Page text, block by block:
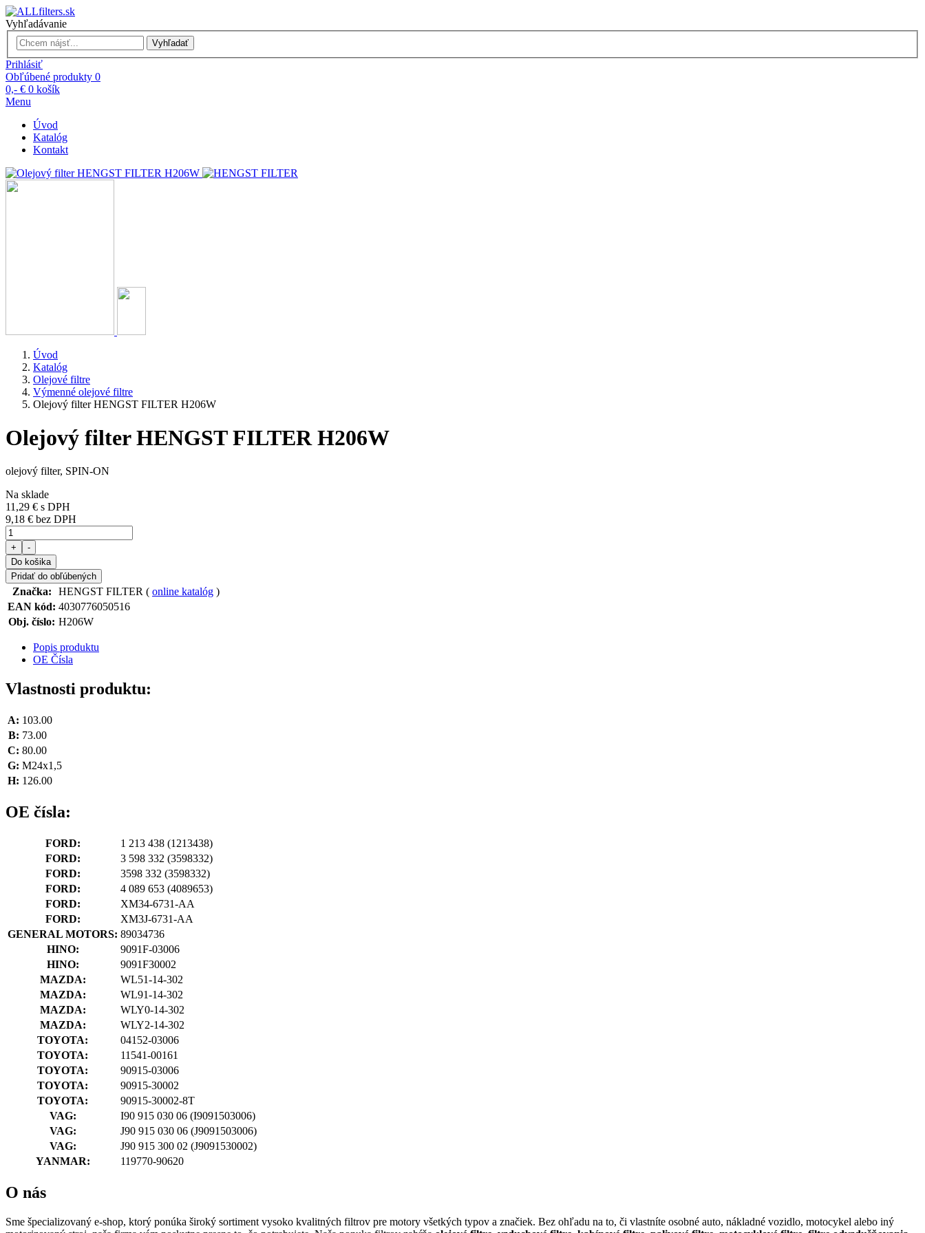
Vyhľadávanie
Vyhľadať
Prihlásiť
Obľúbené produkty 0
0,- € 0 košík
Menu
Úvod
Katalóg
Kontakt
Úvod
Katalóg
Olejové filtre
Výmenné olejové filtre
Olejový filter HENGST FILTER H206W
Olejový filter HENGST FILTER H206W
olejový filter, SPIN-ON
Na sklade
11,29 € s DPH
9,18 € bez DPH
+
-
Do košika
Pridať do obľúbených
Značka: HENGST FILTER ( online katalóg )
EAN kód: 4030776050516
Obj. číslo: H206W
Popis produktu
OE Čísla
Vlastnosti produktu:
A: 103.00
B: 73.00
C: 80.00
G: M24x1,5
H: 126.00
OE čísla:
FORD: 1 213 438 (1213438)
FORD:
3 598 332 (3598332)
FORD:
3598 332 (3598332)
FORD:
4 089 653 (4089653)
FORD:
XM34-6731-AA
FORD:
XM3J-6731-AA
GENERAL MOTORS: 89034736
HINO:
9091F-03006
HINO:
9091F30002
MAZDA:
WL51-14-302
MAZDA:
WL91-14-302
MAZDA:
WLY0-14-302
MAZDA:
WLY2-14-302
TOYOTA:
04152-03006
TOYOTA:
11541-00161
TOYOTA:
90915-03006
TOYOTA:
90915-30002
TOYOTA:
90915-30002-8T
VAG:
I90 915 030 06 (I9091503006)
VAG:
J90 915 030 06 (J9091503006)
VAG:
J90 915 300 02 (J9091530002)
YANMAR:
119770-90620
O nás
Sme špecializovaný e-shop, ktorý ponúka široký sortiment vysoko kvalitných filtrov pre motory všetkých typov a značiek. Bez ohľadu na to, či vlastníte osobné auto, nákladné vozidlo, motocykel alebo iný